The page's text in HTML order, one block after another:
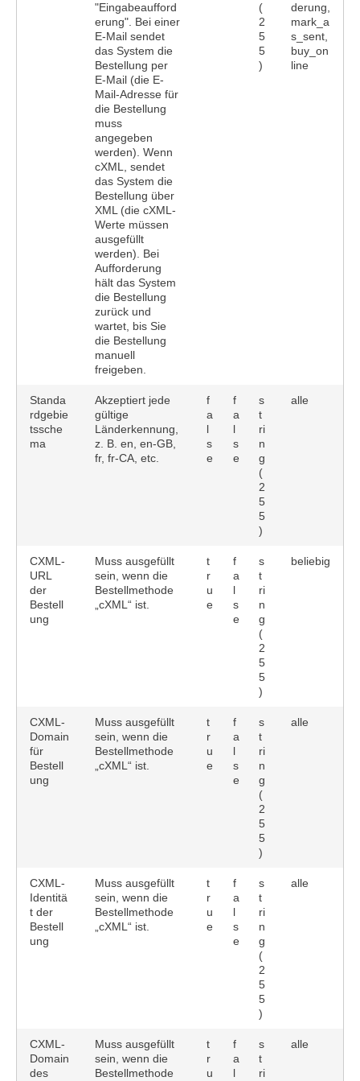
"Eingabeaufford
erung". Bei einer
E-Mail sendet
das System die
Bestellung per
E-Mail (die E-
Mail-Adresse für
die Bestellung
muss
angegeben
werden). Wenn
cXML, sendet
das System die
Bestellung über
XML (die cXML-
Werte müssen
ausgefüllt
werden). Bei
Aufforderung
hält das System
die Bestellung
zurück und
wartet, bis Sie
die Bestellung
manuell
freigeben.
(
2
5
5
)
derung,
mark_a
s_sent,
buy_on
line
Standa
rdgebie
tssche
ma
Akzeptiert jede
gültige
Länderkennung,
z. B. en, en-GB,
fr, fr-CA, etc.
f
a
l
s
e
f
a
l
s
e
s
t
ri
n
g
(
2
5
5
)
alle
CXML-
URL
der
Bestell
ung
Muss ausgefüllt
sein, wenn die
Bestellmethode
„cXML“ ist.
t
r
u
e
f
a
l
s
e
s
t
ri
n
g
(
2
5
5
)
beliebig
CXML-
Domain
für
Bestell
ung
Muss ausgefüllt
sein, wenn die
Bestellmethode
„cXML“ ist.
t
r
u
e
f
a
l
s
e
s
t
ri
n
g
(
2
5
5
)
alle
CXML-
Identitä
t der
Bestell
ung
Muss ausgefüllt
sein, wenn die
Bestellmethode
„cXML“ ist.
t
r
u
e
f
a
l
s
e
s
t
ri
n
g
(
2
5
5
)
alle
CXML-
Domain
des
Muss ausgefüllt
sein, wenn die
Bestellmethode
t
r
u
f
a
l
s
t
ri
alle